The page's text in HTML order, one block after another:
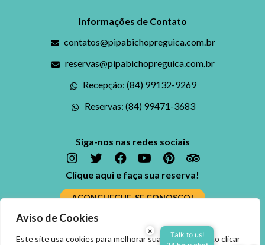
Aviso de Cookies
Este site usa cookies para melhorar sua experiência. Ao clicar
Informações de Contato
contatos@pipabichopreguica.com.br
reservas@pipabichopreguica.com.br
Recepção: (84) 99132-9269
Reservas: (84) 99471-3683
Siga-nos nas redes sociais
Clique aqui e faça sua reserva!
ACONCHEGUE-SE CONOSCO!
Ficou alguma dúvida? Fale conosco
Reserve agora, com o
×
Talk to us!